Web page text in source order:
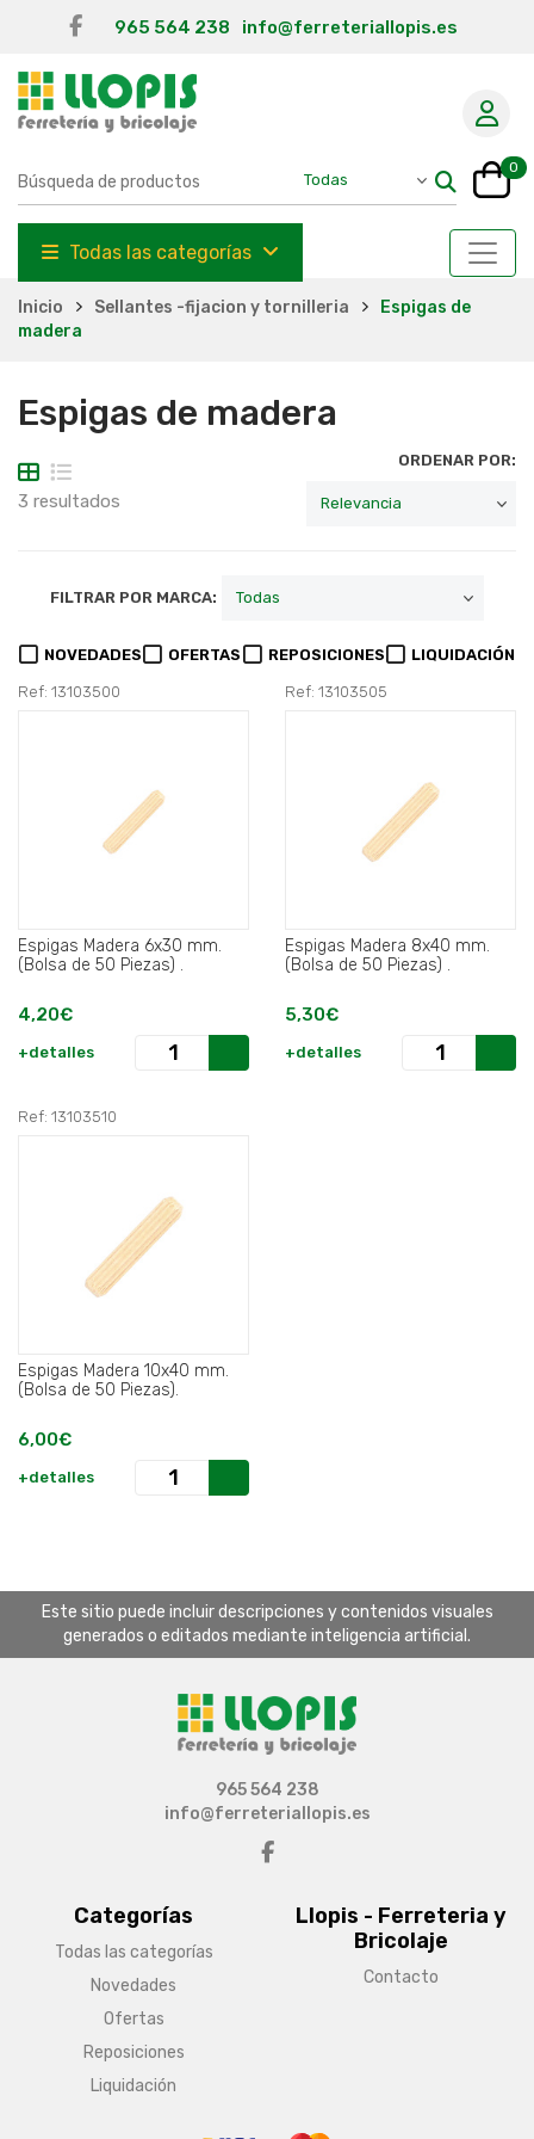
965 564 238 info@ferreteriallopis.es
0
Todas las categorías
Inicio Sellantes -fijacion y tornilleria
Espigas de
madera
Espigas de madera
3 resultados
ORDENAR POR:
FILTRAR POR MARCA:
NOVEDADES OFERTAS REPOSICIONES LIQUIDACIÓN
Ref: 13103500
Espigas Madera 6x30 mm.
(Bolsa de 50 Piezas) .
4,20€
+detalles
Ref: 13103505
Espigas Madera 8x40 mm.
(Bolsa de 50 Piezas) .
5,30€
+detalles
Ref: 13103510
Espigas Madera 10x40 mm.
(Bolsa de 50 Piezas).
6,00€
+detalles
Este sitio puede incluir descripciones y contenidos visuales
generados o editados mediante inteligencia artificial.
Categorías
Todas las categorías
Novedades
Ofertas
Reposiciones
Liquidación
Llopis - Ferreteria y
Bricolaje
Contacto
965 564 238
info@ferreteriallopis.es